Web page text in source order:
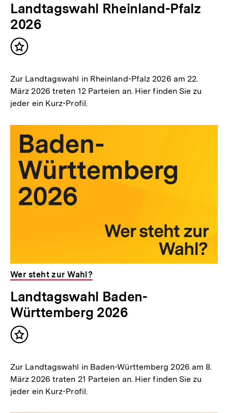
Landtagswahl Rheinland-Pfalz
2026
Inhalt
Zur Landtagswahl in Rheinland-Pfalz 2026 am 22.
März 2026 treten 12 Parteien an. Hier finden Sie zu
jeder ein Kurz-Profil.
Wer steht zur Wahl?
Landtagswahl Baden-
Württemberg 2026
Inhalt
Zur Landtagswahl in Baden-Württemberg 2026 am 8.
März 2026 traten 21 Parteien an. Hier finden Sie zu
jeder ein Kurz-Profil.